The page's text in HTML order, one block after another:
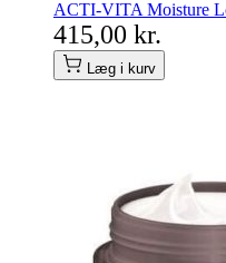
ACTI-VITA Moisture
415,00 kr.
Læg i kurv